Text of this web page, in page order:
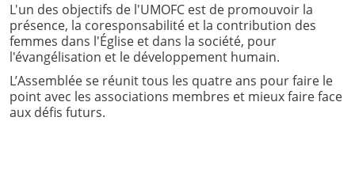
L'un des objectifs de l'UMOFC est de promouvoir la
présence, la coresponsabilité et la contribution des
femmes dans l'Église et dans la société, pour
l'évangélisation et le développement humain.
L’Assemblée se réunit tous les quatre ans pour faire le
point avec les associations membres et mieux faire face
aux défis futurs.